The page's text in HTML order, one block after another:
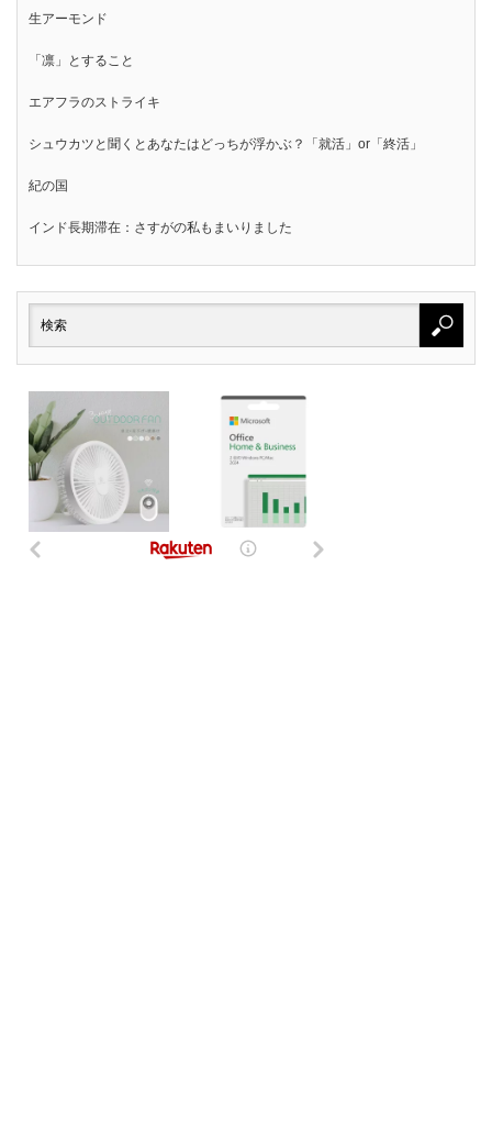
生アーモンド
「凛」とすること
エアフラのストライキ
シュウカツと聞くとあなたはどっちが浮かぶ？「就活」or「終活」
紀の国
インド長期滞在：さすがの私もまいりました